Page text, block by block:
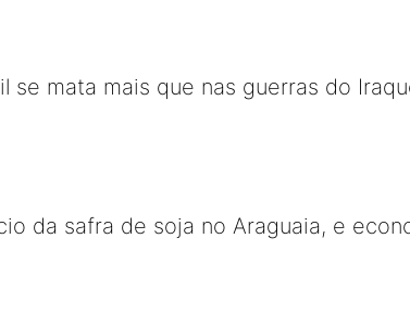
se mata mais que nas guerras do
da safra de soja no Araguaia, e